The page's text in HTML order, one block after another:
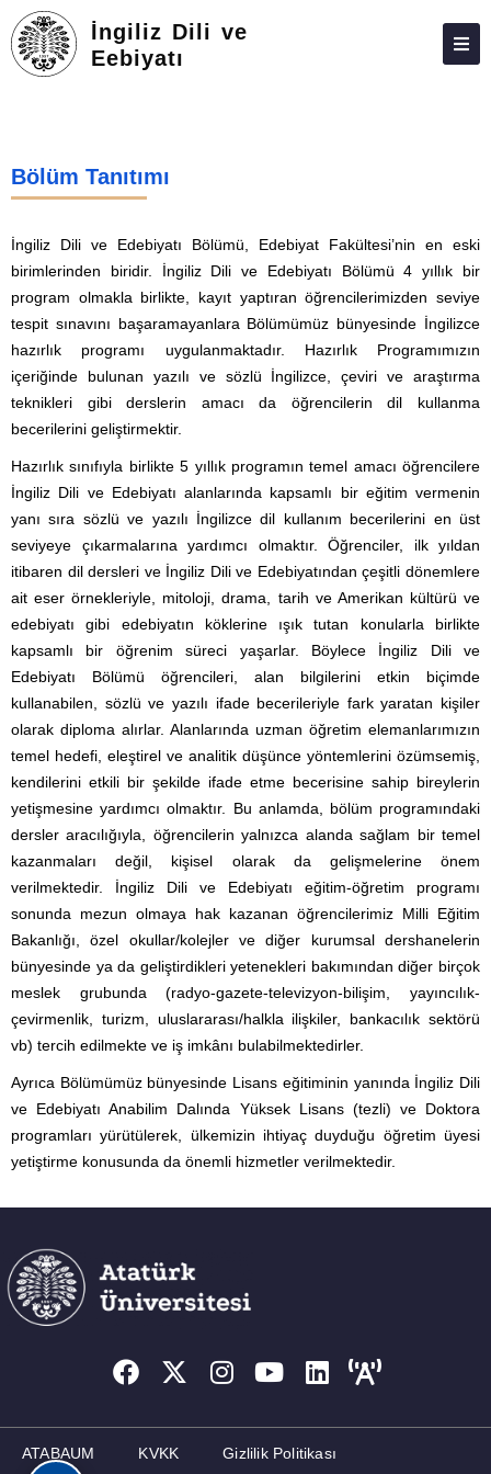
İngiliz Dili ve
Eebiyatı
KIŞILER
LISANS
LISANSÜSTÜ
ADAY ÖĞRENCILER
İLETIŞIM
Bölüm Tanıtımı
İngiliz Dili ve Edebiyatı Bölümü, Edebiyat Fakültesi’nin en eski
birimlerinden biridir. İngiliz Dili ve Edebiyatı Bölümü 4 yıllık bir
program olmakla birlikte, kayıt yaptıran öğrencilerimizden seviye
tespit sınavını başaramayanlara Bölümümüz bünyesinde İngilizce
hazırlık programı uygulanmaktadır. Hazırlık Programımızın
içeriğinde bulunan yazılı ve sözlü İngilizce, çeviri ve araştırma
teknikleri gibi derslerin amacı da öğrencilerin dil kullanma
becerilerini geliştirmektir.
Hazırlık sınıfıyla birlikte 5 yıllık programın temel amacı öğrencilere
İngiliz Dili ve Edebiyatı alanlarında kapsamlı bir eğitim vermenin
yanı sıra sözlü ve yazılı İngilizce dil kullanım becerilerini en üst
seviyeye çıkarmalarına yardımcı olmaktır. Öğrenciler, ilk yıldan
itibaren dil dersleri ve İngiliz Dili ve Edebiyatından çeşitli dönemlere
ait eser örnekleriyle, mitoloji, drama, tarih ve Amerikan kültürü ve
edebiyatı gibi edebiyatın köklerine ışık tutan konularla birlikte
kapsamlı bir öğrenim süreci yaşarlar. Böylece İngiliz Dili ve
Edebiyatı Bölümü öğrencileri, alan bilgilerini etkin biçimde
kullanabilen, sözlü ve yazılı ifade becerileriyle fark yaratan kişiler
olarak diploma alırlar. Alanlarında uzman öğretim elemanlarımızın
temel hedefi, eleştirel ve analitik düşünce yöntemlerini özümsemiş,
kendilerini etkili bir şekilde ifade etme becerisine sahip bireylerin
yetişmesine yardımcı olmaktır. Bu anlamda, bölüm programındaki
dersler aracılığıyla, öğrencilerin yalnızca alanda sağlam bir temel
kazanmaları değil, kişisel olarak da gelişmelerine önem
verilmektedir. İngiliz Dili ve Edebiyatı eğitim-öğretim programı
sonunda mezun olmaya hak kazanan öğrencilerimiz Milli Eğitim
Bakanlığı, özel okullar/kolejler ve diğer kurumsal dershanelerin
bünyesinde ya da geliştirdikleri yetenekleri bakımından diğer birçok
meslek grubunda (radyo-gazete-televizyon-bilişim, yayıncılık-
çevirmenlik, turizm, uluslararası/halkla ilişkiler, bankacılık sektörü
vb) tercih edilmekte ve iş imkânı bulabilmektedirler.
Ayrıca Bölümümüz bünyesinde Lisans eğitiminin yanında İngiliz Dili
ve Edebiyatı Anabilim Dalında Yüksek Lisans (tezli) ve Doktora
programları yürütülerek, ülkemizin ihtiyaç duyduğu öğretim üyesi
yetiştirme konusunda da önemli hizmetler verilmektedir.
ATABAUM KVKK Gizlilik Politikası